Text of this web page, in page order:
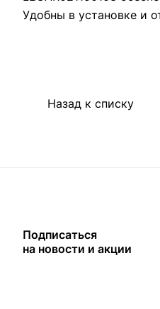
Удобны в установке и
Назад к списку
Подписаться
на новости и акции